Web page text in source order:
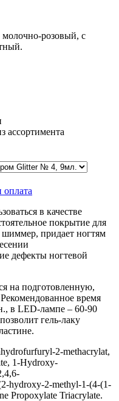
розовый, с
ассортимента
оплата
в качестве
покрытие для
придает ногтям
дефекты ногтевой
на подготовленную,
время
в LED-лампе – 60-90
гель-лаку
2-methacrylat,
1-Hydroxy-
hydroxy-2-methyl-1-(4-(1-
Propoxylate Triacrylate.